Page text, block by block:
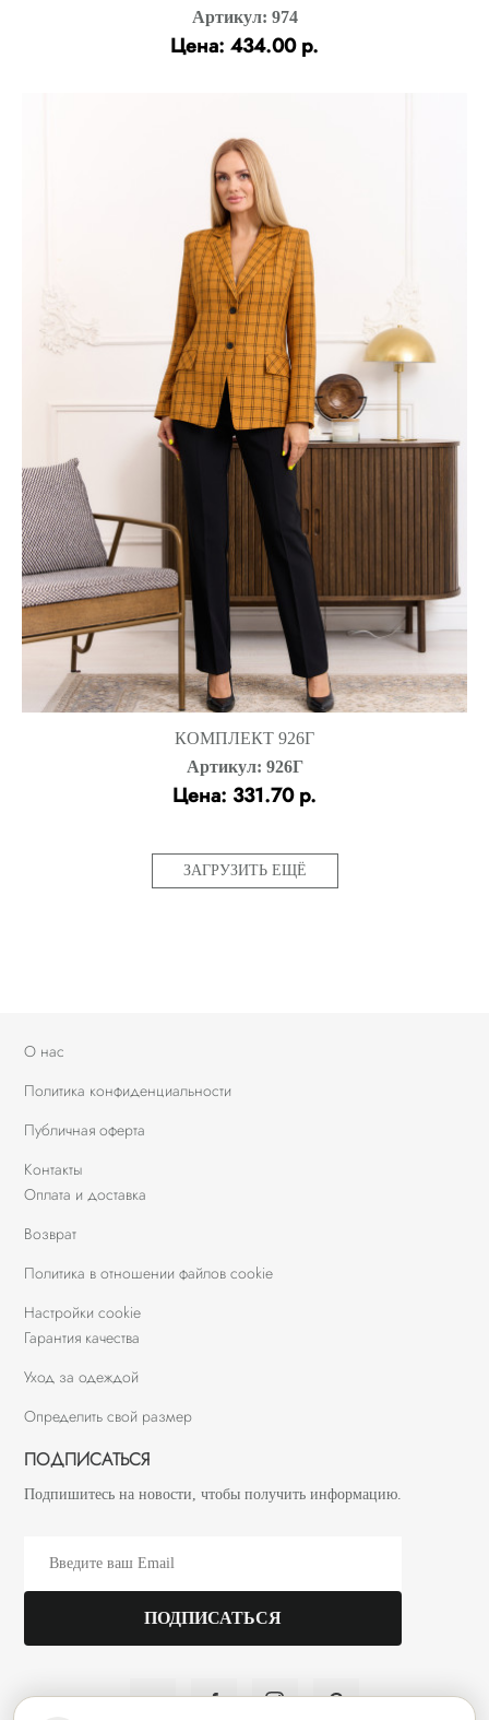
Артикул: 974
Цена: 434.00 р.
КОМПЛЕКТ 926Г
Артикул: 926Г
Цена: 331.70 р.
ЗАГРУЗИТЬ ЕЩЁ
О нас
Политика конфиденциальности
Публичная оферта
Контакты
Оплата и доставка
Возврат
Политика в отношении файлов cookie
Настройки cookie
Гарантия качества
Уход за одеждой
Определить свой размер
ПОДПИСАТЬСЯ
Подпишитесь на новости, чтобы получить информацию.